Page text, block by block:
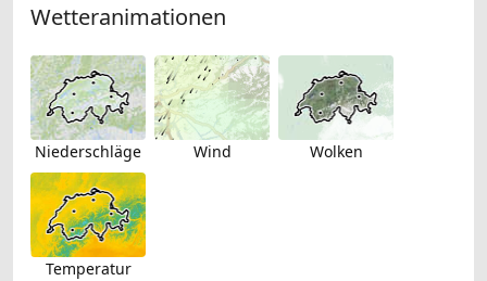
Wetteranimationen
Niederschläge Wind Wolken
Temperatur